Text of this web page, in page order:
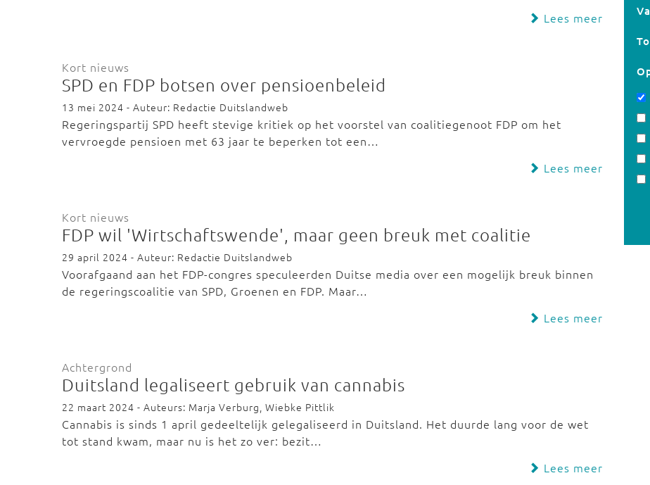
Lees meer
Kort nieuws
SPD en FDP botsen over pensioenbeleid
13 mei 2024 - Auteur: Redactie Duitslandweb
Regeringspartij SPD heeft stevige kritiek op het voorstel van coalitiegenoot FDP om het
vervroegde pensioen met 63 jaar te beperken tot een…
Lees meer
Kort nieuws
FDP wil 'Wirtschaftswende', maar geen breuk met coalitie
29 april 2024 - Auteur: Redactie Duitslandweb
Voorafgaand aan het FDP-congres speculeerden Duitse media over een mogelijk breuk binnen
de regeringscoalitie van SPD, Groenen en FDP. Maar…
Lees meer
Achtergrond
Duitsland legaliseert gebruik van cannabis
22 maart 2024 - Auteurs: Marja Verburg, Wiebke Pittlik
Cannabis is sinds 1 april gedeeltelijk gelegaliseerd in Duitsland. Het duurde lang voor de wet
tot stand kwam, maar nu is het zo ver: bezit…
Lees meer